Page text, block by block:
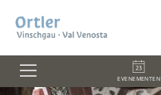
EVENEMENTEN